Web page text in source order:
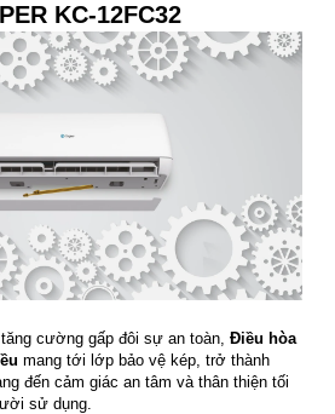
KC-12FC32
cường gấp đôi sự an toàn, Điều hòa
mang tới lớp bảo vệ kép, trở thành
đến cảm giác an tâm và thân thiện tối
sử dụng.